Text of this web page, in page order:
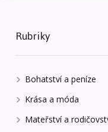
Rubriky
Bohatství a peníze
Krása a móda
Mateřství a